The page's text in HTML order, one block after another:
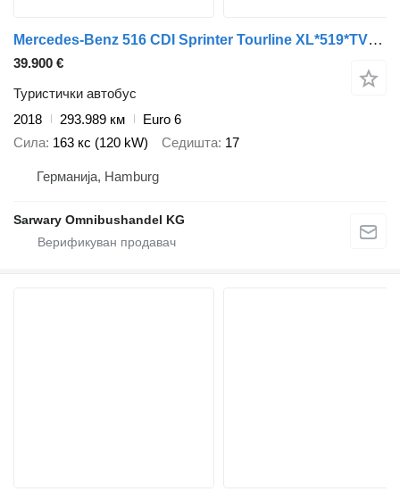
Mercedes-Benz 516 CDI Sprinter Tourline XL*519*TV*17 Sitze*
39.900 €
Туристички автобус
2018
293.989 км
Euro 6
Сила 163 кс (120 kW) Седишта 17
Германија, Hamburg
Sarwary Omnibushandel KG